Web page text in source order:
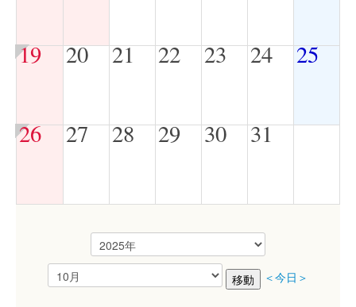
19 20 21 22 23 24 25
26 27 28 29 30 31
＜今日＞